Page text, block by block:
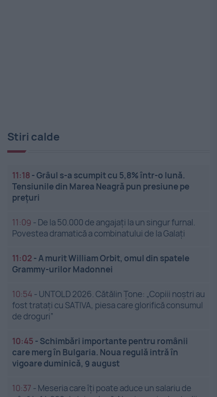
Stiri calde
11:18 -Grâul s-a scumpit cu 5,8% într-o lună.
Tensiunile din Marea Neagră pun presiune pe
prețuri
11:09 - De la 50.000 de angajați la un singur furnal.
Povestea dramatică a combinatului de la Galați
11:02 -A murit William Orbit, omul din spatele
Grammy-urilor Madonnei
10:54 - UNTOLD 2026. Cătălin Țone: „Copiii noștri au
fost tratați cu SATIVA, piesa care glorifică consumul
de droguri”
10:45 - Schimbări importante pentru românii
care merg în Bulgaria. Noua regulă intră în
vigoare duminică, 9 august
10:37 - Meseria care îți poate aduce un salariu de